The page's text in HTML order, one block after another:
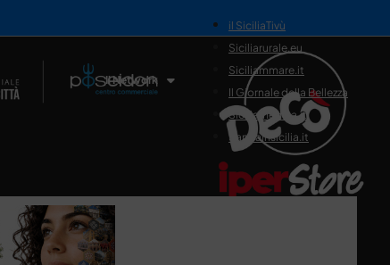
Il Network
il SiciliaTivù
Siciliarurale.eu
Siciliammare.it
Il Giornale della Bellezza
Siciliamedica.it
Sanitainsicilia.it